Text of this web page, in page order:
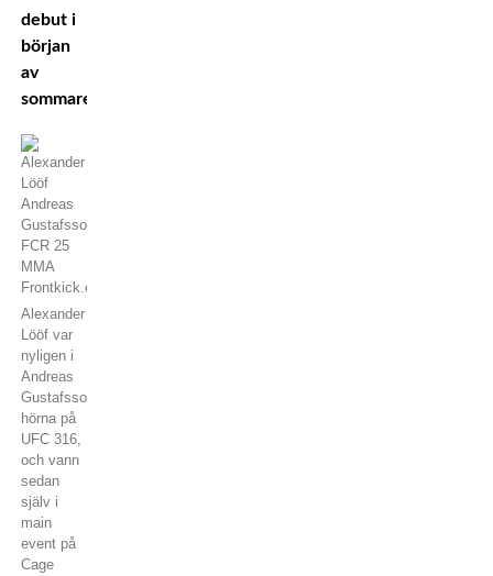
debut i
början
av
sommaren.
Alexander
Lööf var
nyligen i
Andreas
Gustafssons
hörna på
UFC 316,
och vann
sedan
själv i
main
event på
Cage